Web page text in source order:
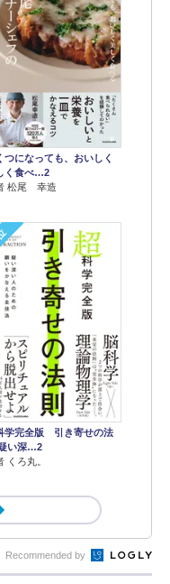
つになっても、おいしく
く食べ…2
松尾 幸造
学完全版 引き寄せの法
い深…2
くろ丸。
Recommended by